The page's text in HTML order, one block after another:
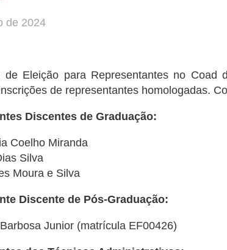
de 2024
de Eleição para Representantes no
de representantes homologadas.
Discentes de Graduação:
Coelho Miranda
Silva
Moura e Silva
Discente de Pós-Graduação:
Junior (matrícula EF00426)